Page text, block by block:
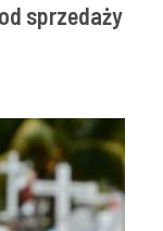
sprzedaży